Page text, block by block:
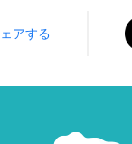
アする